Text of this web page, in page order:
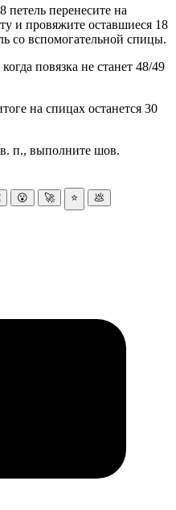
петель перенесите на
и провяжите оставшиеся 18
со вспомогательной спицы.
повязка не станет 48/49
на спицах останется 30
п., выполните шов.
😮 🚀 ⭐ 💩